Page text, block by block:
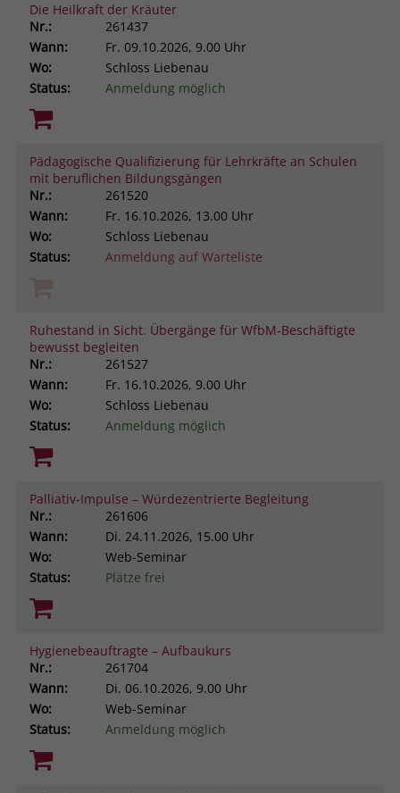
Die Heilkraft der Kräuter
Nr.:
261437
Wann:
Fr. 09.10.2026, 9.00 Uhr
Wo:
Schloss Liebenau
Status:
Anmeldung möglich
Pädagogische Qualifizierung für Lehrkräfte an Schulen
mit beruflichen Bildungsgängen
Nr.:
261520
Wann:
Fr. 16.10.2026, 13.00 Uhr
Wo:
Schloss Liebenau
Status:
Anmeldung auf Warteliste
Ruhestand in Sicht. Übergänge für WfbM-Beschäftigte
bewusst begleiten
Nr.:
261527
Wann:
Fr. 16.10.2026, 9.00 Uhr
Wo:
Schloss Liebenau
Status:
Anmeldung möglich
Palliativ-Impulse – Würdezentrierte Begleitung
Nr.:
261606
Wann:
Di. 24.11.2026, 15.00 Uhr
Wo:
Web-Seminar
Status:
Plätze frei
Hygienebeauftragte – Aufbaukurs
Nr.:
261704
Wann:
Di. 06.10.2026, 9.00 Uhr
Wo:
Web-Seminar
Status:
Anmeldung möglich